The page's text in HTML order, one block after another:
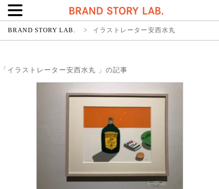
BRAND STORY LAB. > イラストレーター安西水丸
「イラストレーター安西水丸 」の記事